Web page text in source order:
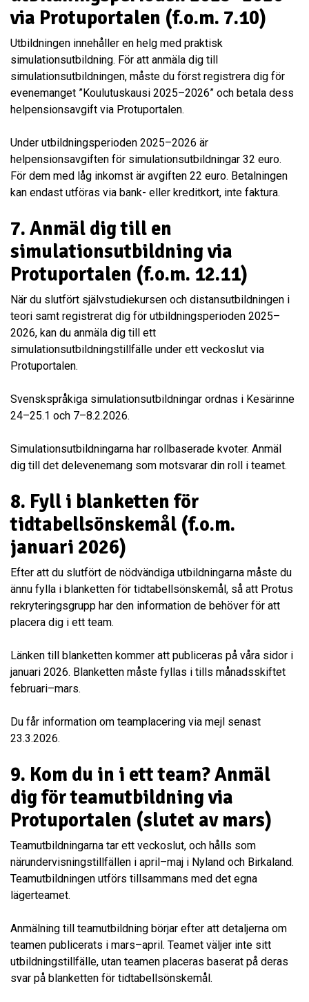
via Protuportalen (f.o.m. 7.10)
Utbildningen innehåller en helg med praktisk
simulationsutbildning. För att anmäla dig till
simulationsutbildningen, måste du först registrera dig för
evenemanget ”Koulutuskausi 2025–2026” och betala dess
helpensionsavgift via Protuportalen.
Under utbildningsperioden 2025–2026 är
helpensionsavgiften för simulationsutbildningar 32 euro.
För dem med låg inkomst är avgiften 22 euro. Betalningen
kan endast utföras via bank- eller kreditkort, inte faktura.
7. Anmäl dig till en
simulationsutbildning via
Protuportalen (f.o.m. 12.11)
När du slutfört självstudiekursen och distansutbildningen i
teori samt registrerat dig för utbildningsperioden 2025–
2026, kan du anmäla dig till ett
simulationsutbildningstillfälle under ett veckoslut via
Protuportalen.
Svenskspråkiga simulationsutbildningar ordnas i Kesärinne
24–25.1 och 7–8.2.2026.
Simulationsutbildningarna har rollbaserade kvoter. Anmäl
dig till det delevenemang som motsvarar din roll i teamet.
8. Fyll i blanketten för
tidtabellsönskemål (f.o.m.
januari 2026)
Efter att du slutfört de nödvändiga utbildningarna måste du
ännu fylla i blanketten för tidtabellsönskemål, så att Protus
rekryteringsgrupp har den information de behöver för att
placera dig i ett team.
Länken till blanketten kommer att publiceras på våra sidor i
januari 2026. Blanketten måste fyllas i tills månadsskiftet
februari–mars.
Du får information om teamplacering via mejl senast
23.3.2026.
9. Kom du in i ett team? Anmäl
dig för teamutbildning via
Protuportalen (slutet av mars)
Teamutbildningarna tar ett veckoslut, och hålls som
närundervisningstillfällen i april–maj i Nyland och Birkaland.
Teamutbildningen utförs tillsammans med det egna
lägerteamet.
Anmälning till teamutbildning börjar efter att detaljerna om
teamen publicerats i mars–april. Teamet väljer inte sitt
utbildningstillfälle, utan teamen placeras baserat på deras
svar på blanketten för tidtabellsönskemål.